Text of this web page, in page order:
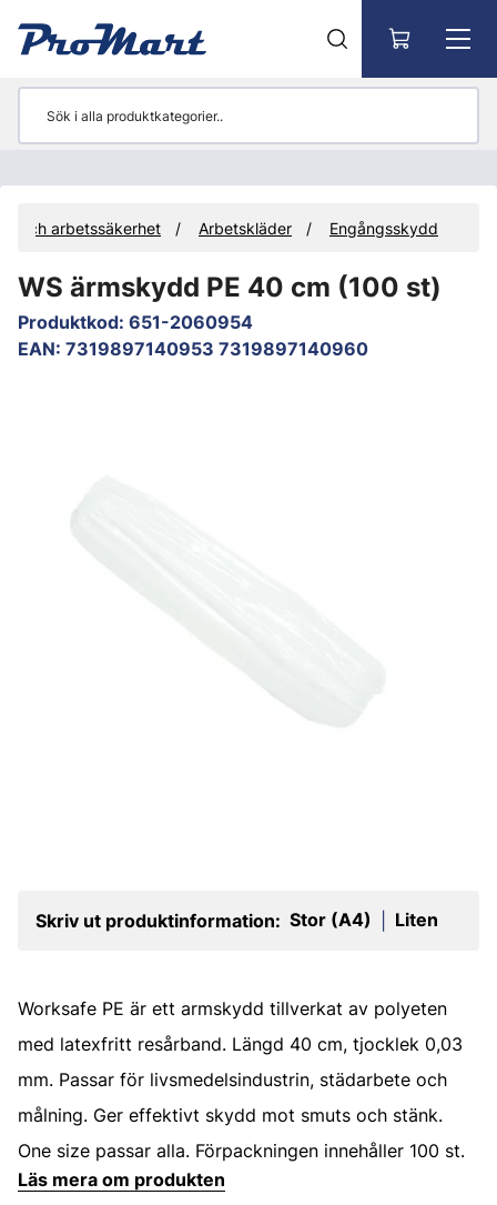
och arbetssäkerhet Arbetskläder Engångsskydd
WS ärmskydd PE 40 cm (100 st)
Produktkod: 651-2060954
EAN: 7319897140953 7319897140960
Skriv ut produktinformation: Stor (A4) Liten
Worksafe PE är ett armskydd tillverkat av polyeten
med latexfritt resårband. Längd 40 cm, tjocklek 0,03
mm. Passar för livsmedelsindustrin, städarbete och
målning. Ger effektivt skydd mot smuts och stänk.
One size passar alla. Förpackningen innehåller 100 st.
Läs mera om produkten